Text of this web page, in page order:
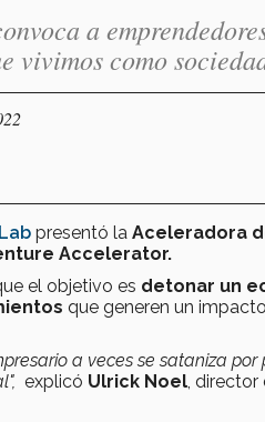
a
vivimos como
presentó la Aceleradora
Accelerator.
el objetivo es detonar un
que generen un
a veces se sataniza por
explicó Ulrick Noel , director